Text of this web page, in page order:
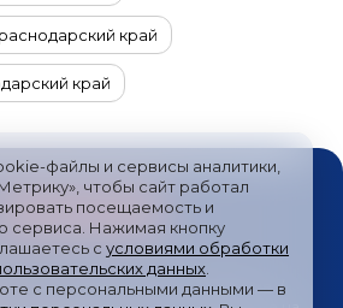
файлы и сервисы аналитики,
чтобы сайт работал
посещаемость и
сервиса. Нажимая кнопку
с условиями обработки
данных
с персональными данными — в
край
край
в Краснодарский край
в Краснодарский край
край
/Пользовательское соглашение/